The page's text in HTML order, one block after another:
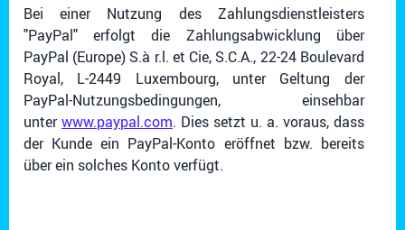
Bei einer Nutzung des Zahlungsdienstleisters
"PayPal" erfolgt die Zahlungsabwicklung über
PayPal (Europe) S.à r.l. et Cie, S.C.A., 22-24 Boulevard
Royal, L-2449 Luxembourg, unter Geltung der
PayPal-Nutzungsbedingungen, einsehbar
unterwww.paypal.com. Dies setzt u. a. voraus, dass
der Kunde ein PayPal-Konto eröffnet bzw. bereits
über ein solches Konto verfügt.